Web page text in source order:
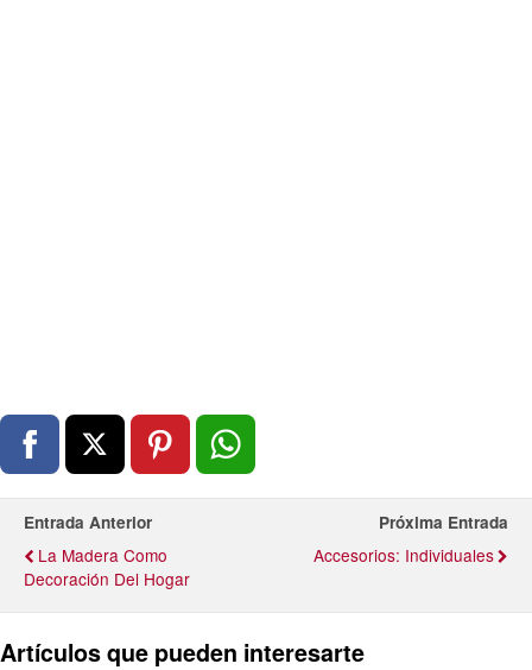
Entrada Anterior
La Madera Como
Decoración Del Hogar
Próxima Entrada
Accesorios: Individuales
Artículos que pueden interesarte